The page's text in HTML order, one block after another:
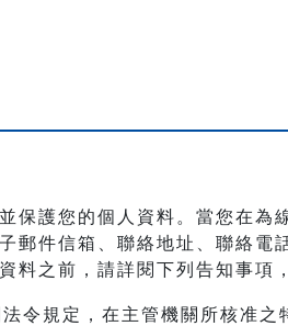
保護您的個人資料。當您在為
郵件信箱、聯絡地址、聯絡電
料之前，請詳閱下列告知事項
令規定，在主管機關所核准之